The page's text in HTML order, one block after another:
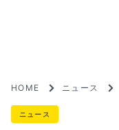
HOME ニュース
ニュース